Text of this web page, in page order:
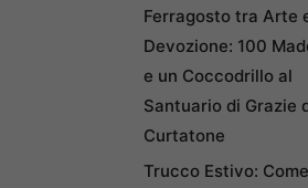
Ferragosto tra Arte
Devozione: 100
e un Coccodrillo al
Santuario di Grazie
Curtatone
Trucco Estivo: Come